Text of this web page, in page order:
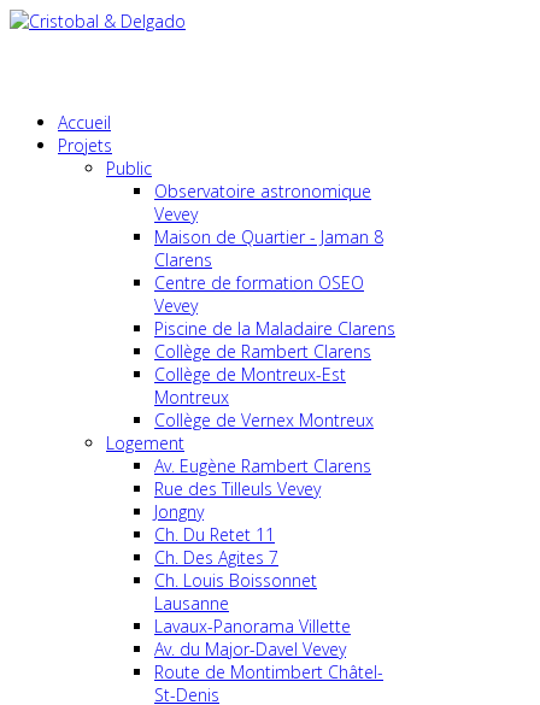
Accueil
Projets
Public
Observatoire astronomique
Vevey
Maison de Quartier - Jaman 8
Clarens
Centre de formation OSEO
Vevey
Piscine de la Maladaire Clarens
Collège de Rambert Clarens
Collège de Montreux-Est
Montreux
Collège de Vernex Montreux
Logement
Av. Eugène Rambert Clarens
Rue des Tilleuls Vevey
Jongny
Ch. Du Retet 11
Ch. Des Agites 7
Ch. Louis Boissonnet
Lausanne
Lavaux-Panorama Villette
Av. du Major-Davel Vevey
Route de Montimbert Châtel-
St-Denis